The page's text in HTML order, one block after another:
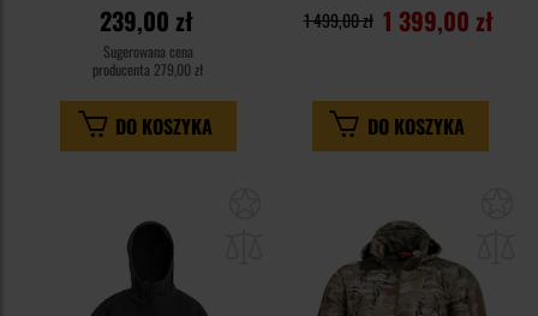
239,00 zł
Sugerowana cena
producenta 279,00 zł
DO KOSZYKA
1 399,00 zł
1 499,00 zł
DO KOSZYKA